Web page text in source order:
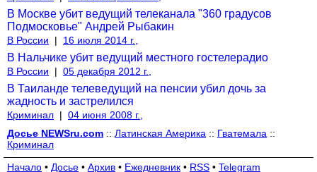
В Москве убит ведущий телеканала "360 градусов
Подмосковье" Андрей Рыбакин
В России | 16 июля 2014 г.,
В Нальчике убит ведущий местного гостелерадио
В России | 05 декабря 2012 г.,
В Таиланде телеведущий на пенсии убил дочь за
жадность и застрелился
Криминал | 04 июня 2008 г.,
Досье NEWSru.com :: Латинская Америка :: Гватемала ::
Криминал
Начало • Досье • Архив • Ежедневник • RSS • Telegram